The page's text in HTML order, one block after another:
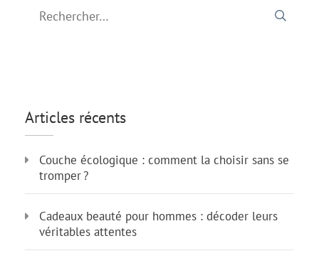
Articles récents
Couche écologique : comment la choisir sans se
tromper ?
Cadeaux beauté pour hommes : décoder leurs
véritables attentes